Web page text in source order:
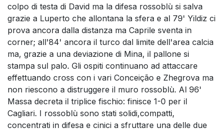
colpo di testa di David ma la difesa rossoblù si salva
grazie a Luperto che allontana la sfera e al 79' Yildiz ci
prova ancora dalla distanza ma Caprile sventa in
corner; all'84' ancora il turco dal limite dell'area calcia
ma, grazie a una deviazione di Mina, il pallone si
stampa sul palo. Gli ospiti continuano ad attaccare
effettuando cross con i vari Conceição e Zhegrova ma
non riescono a distruggere il muro rossoblù. Al 96'
Massa decreta il triplice fischio: finisce 1-0 per il
Cagliari. I rossoblù sono stati solidi,compatti,
concentrati in difesa e cinici a sfruttare una delle due